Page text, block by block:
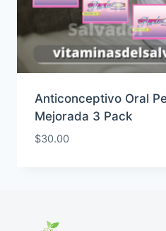
Anticonceptivo Oral
Mejorada 3 Pack
$30.00